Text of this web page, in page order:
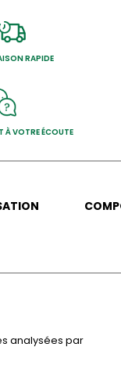
RAPIDE
À VOTRE ÉCOUTE
analysées par